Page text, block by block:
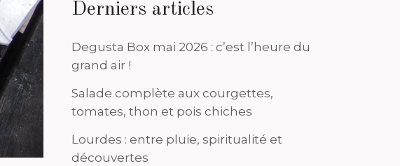
Derniers articles
Degusta Box mai 2026 : c’est l’heure du
grand air !
Salade complète aux courgettes,
tomates, thon et pois chiches
Lourdes : entre pluie, spiritualité et
découvertes